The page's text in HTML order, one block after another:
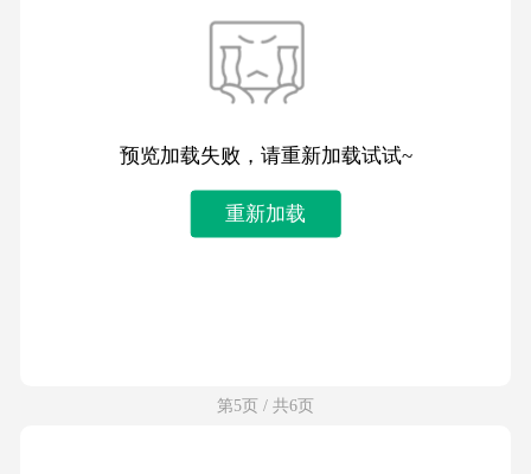
预览加载失败，请重新加载试试~
重新加载
第5页 / 共6页